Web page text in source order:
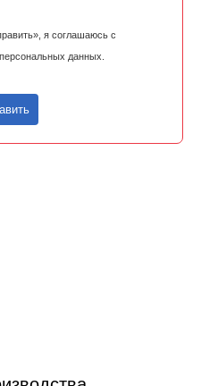
я соглашаюсь с
данных.